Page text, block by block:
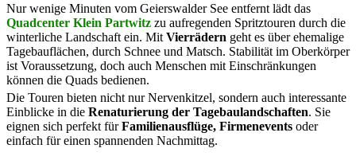
Nur wenige Minuten vom Geierswalder See entfernt lädt das
Quadcenter Klein Partwitz zu aufregenden Spritztouren durch die
winterliche Landschaft ein. Mit Vierrädern geht es über ehemalige
Tagebauflächen, durch Schnee und Matsch. Stabilität im Oberkörper
ist Voraussetzung, doch auch Menschen mit Einschränkungen
können die Quads bedienen.
Die Touren bieten nicht nur Nervenkitzel, sondern auch interessante
Einblicke in die Renaturierung der Tagebaulandschaften. Sie
eignen sich perfekt fürFamilienausflüge, Firmenevents oder
einfach für einen spannenden Nachmittag.